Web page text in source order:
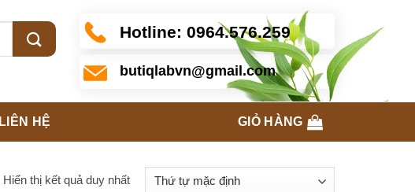
Hotline: 0964.576.259
butiqlabvn@gmail.com
LIÊN HỆ GIỎ HÀNG
Hiển thị kết quả duy nhất